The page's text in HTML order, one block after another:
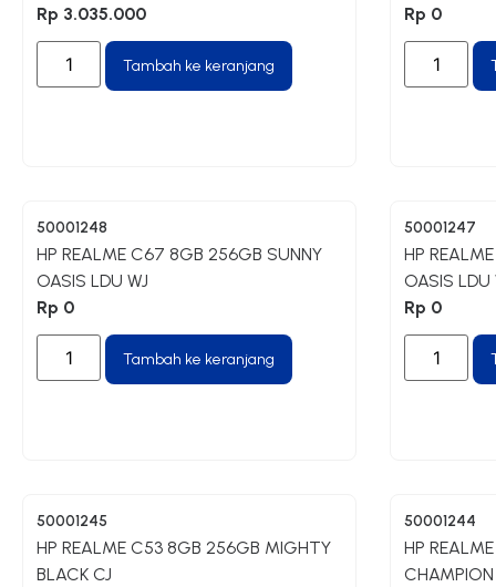
Rp 3.035.000
Tambah ke keranjang
Rp 0
50001248
HP REALME C67 8GB 256GB SUNNY
OASIS LDU WJ
Rp 0
Tambah ke keranjang
50001247
HP
OASIS LDU
Rp 0
50001245
HP REALME C53 8GB 256GB MIGHTY
BLACK CJ
50001244
HP